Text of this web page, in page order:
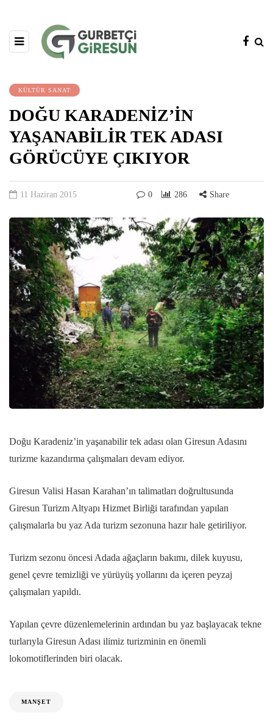
KÜLTÜR SANAT
DOĞU KARADENİZ’İN
YAŞANABİLİR TEK ADASI
GÖRÜCÜYE ÇIKIYOR
11 Haziran 2015 0 286 Share
Doğu Karadeniz’in yaşanabilir tek adası olan Giresun Adasını
turizme kazandırma çalışmaları devam ediyor.
Giresun Valisi Hasan Karahan’ın talimatları doğrultusunda
Giresun Turizm Altyapı Hizmet Birliği tarafından yapılan
çalışmalarla bu yaz Ada turizm sezonuna hazır hale getiriliyor.
Turizm sezonu öncesi Adada ağaçların bakımı, dilek kuyusu,
genel çevre temizliği ve yürüyüş yollarını da içeren peyzaj
çalışmaları yapıldı.
Yapılan çevre düzenlemelerinin ardından bu yaz başlayacak tekne
turlarıyla Giresun Adası ilimiz turizminin en önemli
lokomotiflerinden biri olacak.
MANŞET